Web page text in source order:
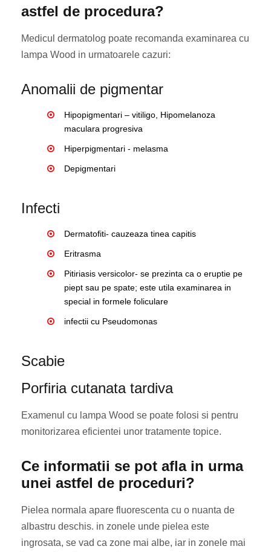
astfel de procedura?
Medicul dermatolog poate recomanda examinarea cu
lampa Wood in urmatoarele cazuri:
Anomalii de pigmentar
Hipopigmentari – vitiligo, Hipomelanoza
maculara progresiva
Hiperpigmentari - melasma
Depigmentari
Infecti
Dermatofiti- cauzeaza tinea capitis
Eritrasma
Pitiriasis versicolor- se prezinta ca o eruptie pe
piept sau pe spate; este utila examinarea in
special in formele foliculare
infectii cu Pseudomonas
Scabie
Porfiria cutanata tardiva
Examenul cu lampa Wood se poate folosi si pentru
monitorizarea eficientei unor tratamente topice.
Ce informatii se pot afla in urma
unei astfel de proceduri?
Pielea normala apare fluorescenta cu o nuanta de
albastru deschis. in zonele unde pielea este
ingrosata, se vad ca zone mai albe, iar in zonele mai